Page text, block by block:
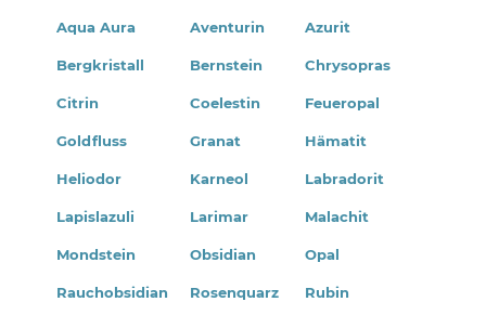
Aqua Aura Aventurin Azurit
Bergkristall Bernstein Chrysopras
Citrin Coelestin Feueropal
Goldfluss Granat Hämatit
Heliodor Karneol Labradorit
Lapislazuli Larimar Malachit
Mondstein Obsidian Opal
Rauchobsidian Rosenquarz Rubin